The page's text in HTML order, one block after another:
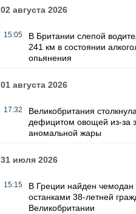
02 августа 2026
15:05
В Британии слепой
241 км в состоянии
опьянения
01 августа 2026
17:32
Великобритания
дефицитом овощей из-за
аномальной жары
31 июля 2026
15:15
В Греции найден чемодан
останками 38-летней
Великобритании